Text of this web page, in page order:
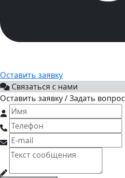
Оставить заявку
Связаться с нами
Оставить заявку / Задать вопрос